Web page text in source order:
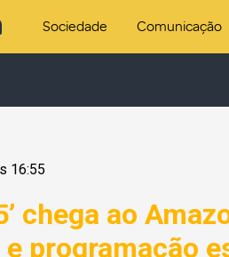
Sociedade Comunicação
16:55
chega ao
programação